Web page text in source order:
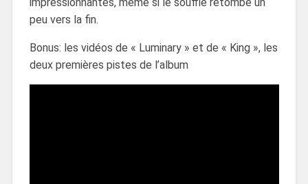
peu vers la fin.
Bonus: les vidéos de « Luminary » et de « King », les
deux premières pistes de l’album